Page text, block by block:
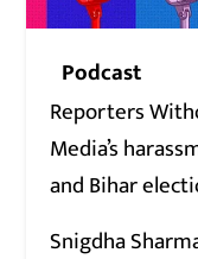
Podcast
Reporters
Media’s
and Bihar
Snigdha